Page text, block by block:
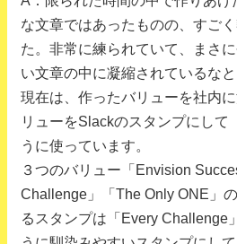
な文章ではあったものの、すご
た。非常に練られていて、まさ
い文章の中に凝縮されているなと
現在は、作ったバリューを社内
リューをSlackのスタンプにして
うに使っています。
３つのバリュー「Envision
Challenge」「The Only ONE」
るスタンプは「Every Challenge